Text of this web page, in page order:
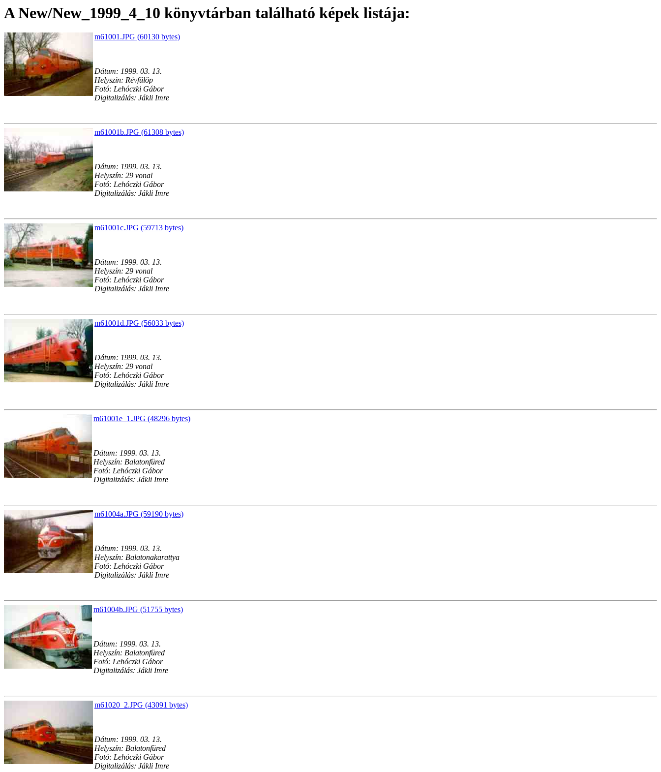
A New/New_1999_4_10 könyvtárban található képek listája:
m61001.JPG (60130 bytes)
Dátum: 1999. 03. 13.
Helyszín: Révfülöp
Fotó: Lehóczki Gábor
Digitalizálás: Jákli Imre
m61001b.JPG (61308 bytes)
Dátum: 1999. 03. 13.
Helyszín: 29 vonal
Fotó: Lehóczki Gábor
Digitalizálás: Jákli Imre
m61001c.JPG (59713 bytes)
Dátum: 1999. 03. 13.
Helyszín: 29 vonal
Fotó: Lehóczki Gábor
Digitalizálás: Jákli Imre
m61001d.JPG (56033 bytes)
Dátum: 1999. 03. 13.
Helyszín: 29 vonal
Fotó: Lehóczki Gábor
Digitalizálás: Jákli Imre
m61001e_1.JPG (48296 bytes)
Dátum: 1999. 03. 13.
Helyszín: Balatonfüred
Fotó: Lehóczki Gábor
Digitalizálás: Jákli Imre
m61004a.JPG (59190 bytes)
Dátum: 1999. 03. 13.
Helyszín: Balatonakarattya
Fotó: Lehóczki Gábor
Digitalizálás: Jákli Imre
m61004b.JPG (51755 bytes)
Dátum: 1999. 03. 13.
Helyszín: Balatonfüred
Fotó: Lehóczki Gábor
Digitalizálás: Jákli Imre
m61020_2.JPG (43091 bytes)
Dátum: 1999. 03. 13.
Helyszín: Balatonfüred
Fotó: Lehóczki Gábor
Digitalizálás: Jákli Imre